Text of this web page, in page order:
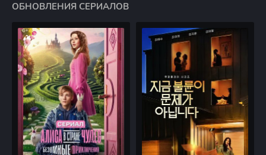
ОБНОВЛЕНИЯ СЕРИАЛОВ